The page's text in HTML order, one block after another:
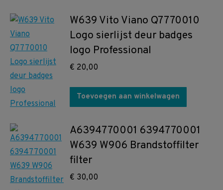
W639 Vito Viano Q7770010
Logo sierlijst deur badges
logo Professional
€ 20,00
Toevoegen aan winkelwagen
A6394770001 6394770001
W639 W906 Brandstoffilter
filter
€ 30,00